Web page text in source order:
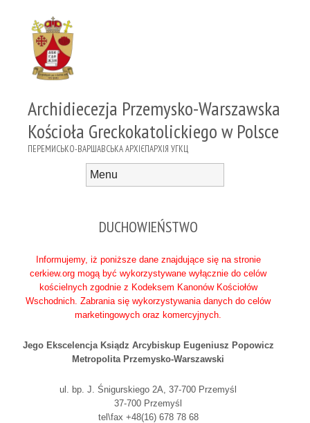
Archidiecezja Przemysko-Warszawska
Kościoła Greckokatolickiego w Polsce
ПЕРЕМИСЬКО-ВАРШАВСЬКА АРХІЄПАРХІЯ УГКЦ
DUCHOWIEŃSTWO
Informujemy, iż poniższe dane znajdujące się na stronie
cerkiew.org mogą być wykorzystywane wyłącznie do celów
kościelnych zgodnie z Kodeksem Kanonów Kościołów
Wschodnich. Zabrania się wykorzystywania danych do celów
marketingowych oraz komercyjnych.
Jego Ekscelencja Ksiądz Arcybiskup Eugeniusz Popowicz
Metropolita Przemysko-Warszawski
ul. bp. J. Śnigurskiego 2A, 37-700 Przemyśl
37-700 Przemyśl
tel\fax +48(16) 678 78 68